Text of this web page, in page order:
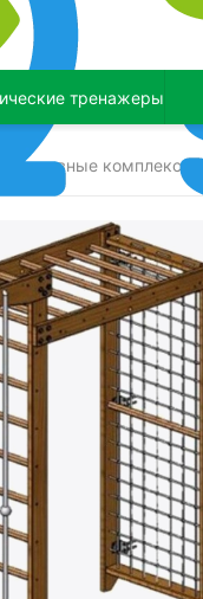
тренажеры
Спортивные комплексы